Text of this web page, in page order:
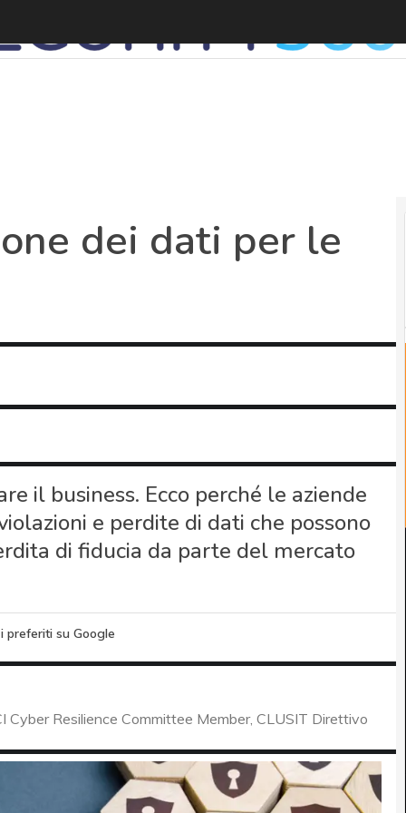
dei dati per le
il business. Ecco perché le aziende
e perdite di dati che possono
di fiducia da parte del mercato
preferiti su Google
Resilience Committee Member, CLUSIT Direttivo